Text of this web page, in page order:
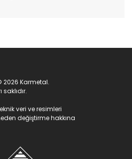
2026 Karmetal.
veri ve resimleri
değiştirme hakkına